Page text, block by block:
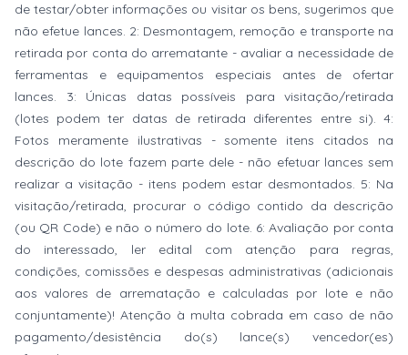
de testar/obter informações ou visitar os bens, sugerimos que
não efetue lances. 2: Desmontagem, remoção e transporte na
retirada por conta do arrematante - avaliar a necessidade de
ferramentas e equipamentos especiais antes de ofertar
lances. 3: Únicas datas possíveis para visitação/retirada
(lotes podem ter datas de retirada diferentes entre si). 4:
Fotos meramente ilustrativas - somente itens citados na
descrição do lote fazem parte dele - não efetuar lances sem
realizar a visitação - itens podem estar desmontados. 5: Na
visitação/retirada, procurar o código contido da descrição
(ou QR Code) e não o número do lote. 6: Avaliação por conta
do interessado, ler edital com atenção para regras,
condições, comissões e despesas administrativas (adicionais
aos valores de arrematação e calculadas por lote e não
conjuntamente)! Atenção à multa cobrada em caso de não
pagamento/desistência do(s) lance(s) vencedor(es)